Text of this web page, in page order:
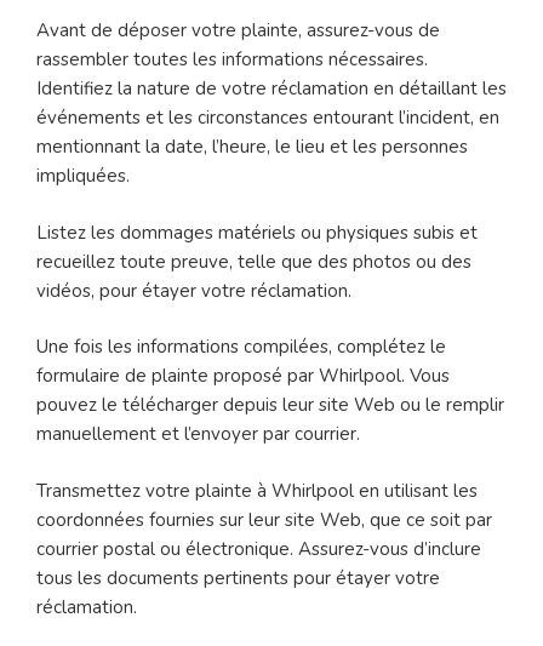
Avant de déposer votre plainte, assurez-vous de
rassembler toutes les informations nécessaires.
Identifiez la nature de votre réclamation en détaillant les
événements et les circonstances entourant l’incident, en
mentionnant la date, l’heure, le lieu et les personnes
impliquées.
Listez les dommages matériels ou physiques subis et
recueillez toute preuve, telle que des photos ou des
vidéos, pour étayer votre réclamation.
Une fois les informations compilées, complétez le
formulaire de plainte proposé par Whirlpool. Vous
pouvez le télécharger depuis leur site Web ou le remplir
manuellement et l’envoyer par courrier.
Transmettez votre plainte à Whirlpool en utilisant les
coordonnées fournies sur leur site Web, que ce soit par
courrier postal ou électronique. Assurez-vous d’inclure
tous les documents pertinents pour étayer votre
réclamation.